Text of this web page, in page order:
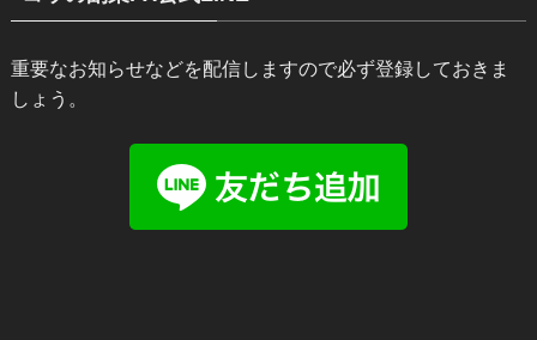
重要なお知らせなどを配信しますので必ず登録しておきま
しょう。